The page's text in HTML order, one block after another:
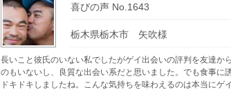
喜びの声 No.1643
栃木県栃木市 矢吹様
長いこと彼氏のいない私でしたがゲイ出会いの評判を友達か
のもいないし、良質な出会い系だと思いました。でも食事に
ドキドキしましたね。こんな気持ちを味わえるのは本当にゲ